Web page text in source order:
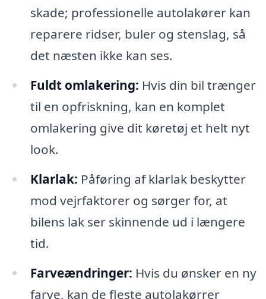
skade; professionelle autolakører kan
reparere ridser, buler og stenslag, så
det næsten ikke kan ses.
Fuldt omlakering: Hvis din bil trænger
til en opfriskning, kan en komplet
omlakering give dit køretøj et helt nyt
look.
Klarlak: Påføring af klarlak beskytter
mod vejrfaktorer og sørger for, at
bilens lak ser skinnende ud i længere
tid.
Farveændringer: Hvis du ønsker en ny
farve, kan de fleste autolakørrer